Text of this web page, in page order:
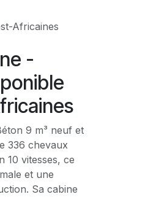
Africaines
-
9 m³ neuf et
336 chevaux
10 vitesses, ce
et une
Sa cabine